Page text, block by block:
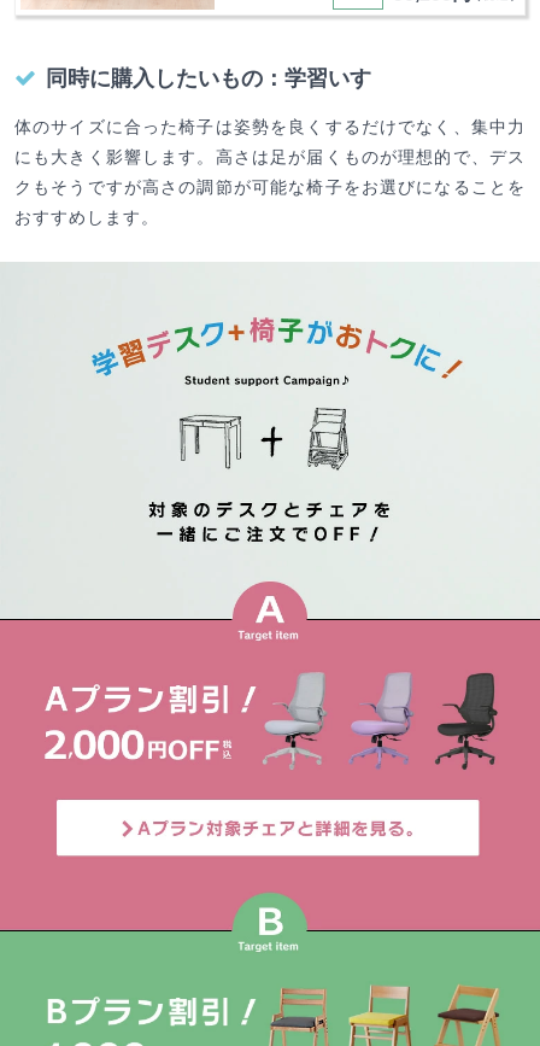
同時に購入したいもの：学習いす
体のサイズに合った椅子は姿勢を良くするだけでなく、集中力
にも大きく影響します。高さは足が届くものが理想的で、デス
クもそうですが高さの調節が可能な椅子をお選びになることを
おすすめします。